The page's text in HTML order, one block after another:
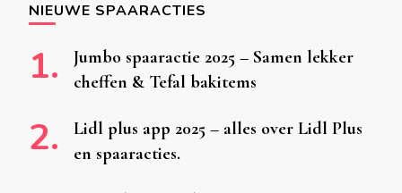
NIEUWE SPAARACTIES
Jumbo spaaractie 2025 – Samen lekker
cheffen & Tefal bakitems
Lidl plus app 2025 – alles over Lidl Plus
en spaaracties.